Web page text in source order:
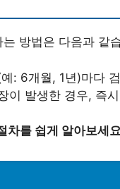
방법은 다음과 같
: 6개월, 1년)마다
이 발생한 경우, 즉
차를 쉽게 알아보세